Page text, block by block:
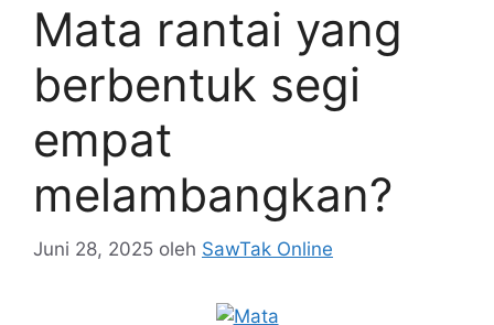
Mata rantai yang
berbentuk segi
empat
melambangkan?
Juni 28, 2025 oleh SawTak Online